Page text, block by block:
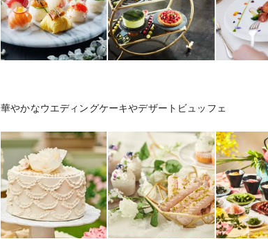
華やかなウエディングケーキやデザートビュッフェ